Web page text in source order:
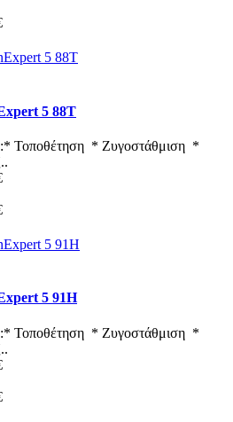
5 88T
:* Τοποθέτηση * Ζυγοστάθμιση *
5 91H
:* Τοποθέτηση * Ζυγοστάθμιση *